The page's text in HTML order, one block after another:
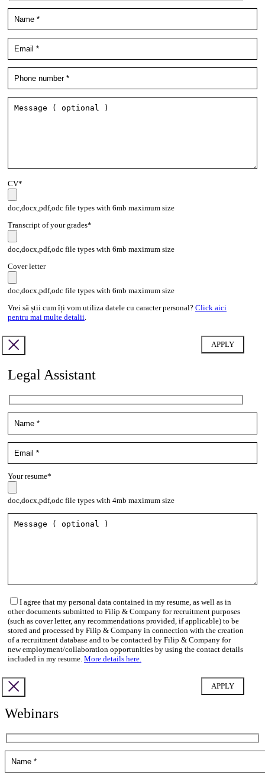
CV*
doc,docx,pdf,odc file types with 6mb maximum size
Transcript of your grades*
doc,docx,pdf,odc file types with 6mb maximum size
Cover letter
doc,docx,pdf,odc file types with 6mb maximum size
Vrei să știi cum îți vom utiliza datele cu caracter personal? Click aici
pentru mai multe detalii.
Legal Assistant
Your resume*
doc,docx,pdf,odc file types with 4mb maximum size
I agree that my personal data contained in my resume, as well as in
other documents submitted to Filip & Company for recruitment purposes
(such as cover letter, any recommendations provided, if applicable) to be
stored and processed by Filip & Company in connection with the creation
of a recruitment database and to be contacted by Filip & Company for
new employment/collaboration opportunities by using the contact details
included in my resume. More details here.
Webinars